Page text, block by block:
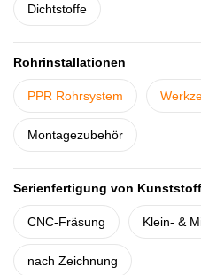
Dichtstoffe
Rohrinstallationen
PPR Rohrsystem
Montagezubehör
Serienfertigung von
CNC-Fräsung Klein- &
nach Zeichnung